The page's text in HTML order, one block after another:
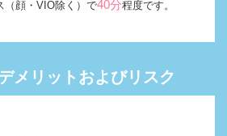
（顔・VIO除く）で40分程度です。
メリットおよびリスク